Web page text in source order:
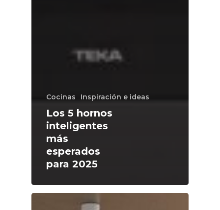
Cocinas Inspiración e ideas
Los 5 hornos
inteligentes
más
esperados
para 2025